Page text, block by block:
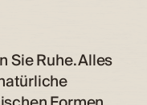
Sie Ruhe. Alles